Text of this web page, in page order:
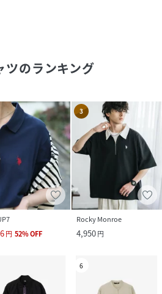
ツのランキング
円 52%OFF
3
Rocky Monroe
4,950円
6